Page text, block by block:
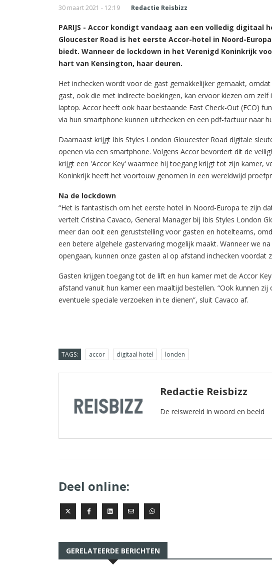
30 maart 2021 - 12:19 Redactie Reisbizz
PARIJS - Accor kondigt vandaag aan een volledig digitaal
Gloucester Road is het eerste Accor-hotel in Noord-
biedt. Wanneer de lockdown in het Verenigd Koninkrijk
hart van Kensington, haar deuren.
Het inchecken wordt voor de gast gemakkelijker gemaakt,
gast, ook die met indirecte boekingen, kan ervoor kiezen om
laptop. Accor heeft ook haar bestaande Fast Check-Out (FCO)
via hun smartphone kunnen uitchecken en een pdf-factuur naar
Daarnaast krijgt Ibis Styles London Gloucester Road digitale
openen via een smartphone. Volgens Accor bevordert dit de
krijgt een 'Accor Key' waarmee hij toegang krijgt tot zijn kamer,
Koninkrijk heeft het voortouw genomen in een wereldwijd
Na de lockdown
“Het is fantastisch om het eerste hotel in Noord-Europa te zijn
vertelt Cristina Cavaco, General Manager bij Ibis Styles London
meer dan ooit een geruststelling voor gasten en hotelteams,
een betere algehele gastervaring mogelijk maakt. Wanneer we
opengaan, kunnen onze gasten al op afstand inchecken voordat
Gasten krijgen toegang tot de lift en hun kamer met de Accor
afstand vanuit hun kamer een maaltijd bestellen. “Ook kunnen
eventuele speciale verzoeken in te dienen”, sluit Cavaco af.
TAGS: accor digitaal hotel londen
Redactie Reisbizz
De reiswereld in woord en beeld
Deel online:
GERELATEERDE BERICHTEN